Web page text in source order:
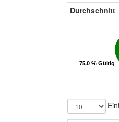
Durchschnitt
75.0 % Gültig
75.0 % Gültig